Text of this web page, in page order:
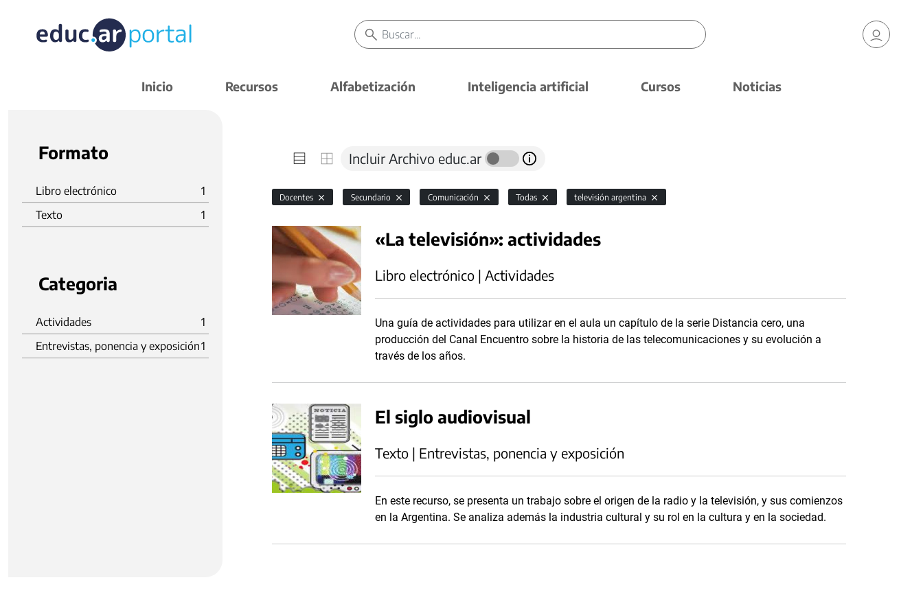
Inicio Recursos Alfabetización Inteligencia artificial Cursos Noticias
Formato
Libro electrónico
1
Texto
1
Categoria
Actividades
1
Entrevistas, ponencia y exposición1
Incluir Archivo educ.ar
Docentes Secundario Comunicación Todas televisión argentina
«La televisión»: actividades
Libro electrónico | Actividades
Una guía de actividades para utilizar en el aula un capítulo de la serie Distancia cero, una
producción del Canal Encuentro sobre la historia de las telecomunicaciones y su evolución a
través de los años.
El siglo audiovisual
Texto | Entrevistas, ponencia y exposición
En este recurso, se presenta un trabajo sobre el origen de la radio y la televisión, y sus comienzos
en la Argentina. Se analiza además la industria cultural y su rol en la cultura y en la sociedad.